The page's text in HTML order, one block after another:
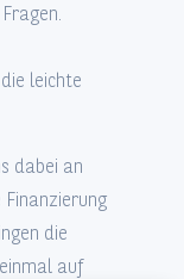
leichte
dabei an
die
auf